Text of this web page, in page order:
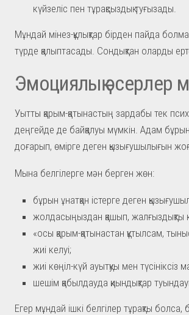
күйзеліс пен тұрақсыздық туғызады.
Мұндай мінез-құлықтар бірден пайда
түрде қалыптасады. Сондықтан оларды
Эмоциялық әсерлер
Уытты қарым-қатынастың зардабы тек
деңгейде де байқалуы мүмкін. Адам бұрын
доғарып, өмірге деген қызығушылығын
Мына белгілерге мән берген жөн:
бұрын ұнатқан істерге деген
жолдасыңыздан қашып, жалғыздықты
«осы қарым-қатынастан құтылсам,
жиі келуі;
жиі көңіл-күй ауытқуы мен түсініксіз
шешім қабылдауда қиындықтар
Егер мұндай ішкі белгілер тұрақты болса,